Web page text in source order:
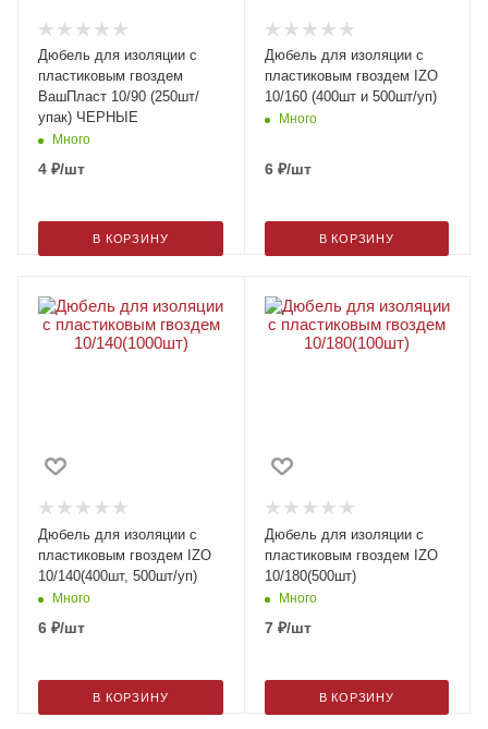
Дюбель для изоляции с
пластиковым гвоздем
ВашПласт 10/90 (250шт/
упак) ЧЕРНЫЕ
Много
4 ₽/шт
В КОРЗИНУ
Дюбель для изоляции с
пластиковым гвоздем IZO
10/160 (400шт и 500шт/уп)
Много
6₽/шт
В КОРЗИНУ
Дюбель для изоляции с
пластиковым гвоздем IZO
10/140(400шт, 500шт/уп)
Много
6 ₽/шт
В КОРЗИНУ
Дюбель для изоляции с
пластиковым гвоздем IZO
10/180(500шт)
Много
7₽/шт
В КОРЗИНУ